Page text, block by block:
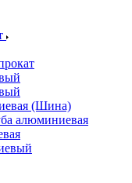
(Шина)
алюминиевая